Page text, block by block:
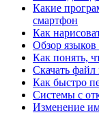
Какие
смартфон
Как
Обзор
Как понять,
Скачать
Как быстро
Системы с
Изменение